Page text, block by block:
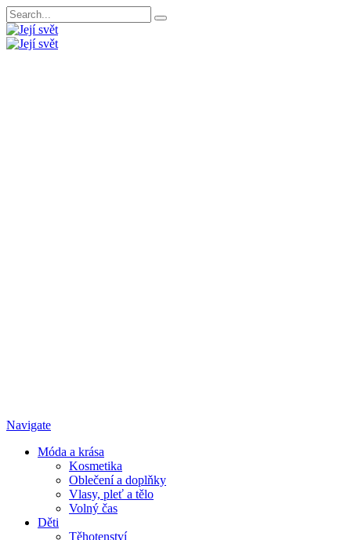
Navigate
Móda a krása
Kosmetika
Oblečení a doplňky
Vlasy, pleť a tělo
Volný čas
Děti
Těhotenství